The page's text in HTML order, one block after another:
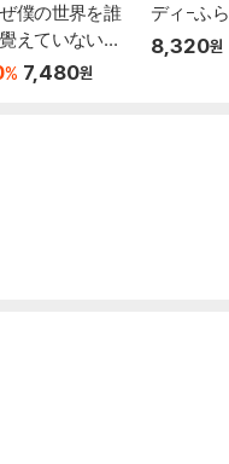
僕の世界を誰
えていないの
14
% 7,480원
ディ-ふ
8,320원